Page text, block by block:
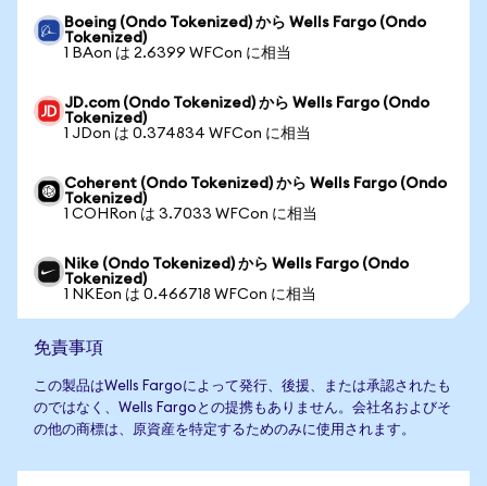
Boeing (Ondo Tokenized) から Wells Fargo (Ondo
Tokenized)
1 BAon は 2.6399 WFCon に相当
JD.com (Ondo Tokenized) から Wells Fargo (Ondo
Tokenized)
1 JDon は 0.374834 WFCon に相当
Coherent (Ondo Tokenized) から Wells Fargo (Ondo
Tokenized)
1 COHRon は 3.7033 WFCon に相当
Nike (Ondo Tokenized) から Wells Fargo (Ondo
Tokenized)
1 NKEon は 0.466718 WFCon に相当
免責事項
この製品はWells Fargoによって発行、後援、または承認されたも
のではなく、Wells Fargoとの提携もありません。会社名およびそ
の他の商標は、原資産を特定するためのみに使用されます。